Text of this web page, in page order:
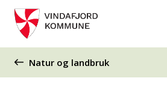
Du er her:
Natur og landbruk